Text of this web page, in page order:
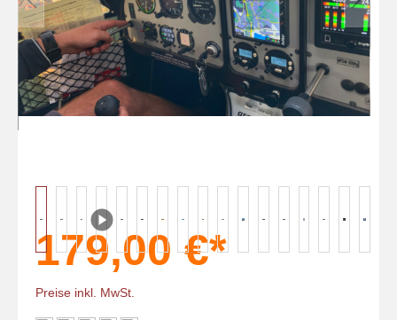
179,00 €*
Preise inkl. MwSt.